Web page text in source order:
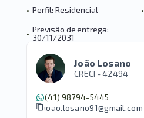
• Perfil: Residencial •
• Previsão de entrega:
30/11/2031
João Losano
CRECI -42494
(41) 98794-5445
joao.losano91@gmail.com